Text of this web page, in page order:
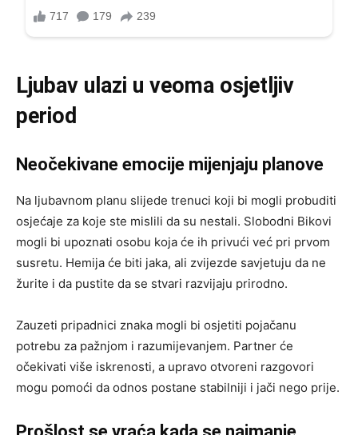
Ljubav ulazi u veoma osjetljiv
period
Neočekivane emocije mijenjaju planove
Na ljubavnom planu slijede trenuci koji bi mogli probuditi
osjećaje za koje ste mislili da su nestali. Slobodni Bikovi
mogli bi upoznati osobu koja će ih privući već pri prvom
susretu. Hemija će biti jaka, ali zvijezde savjetuju da ne
žurite i da pustite da se stvari razvijaju prirodno.
Zauzeti pripadnici znaka mogli bi osjetiti pojačanu
potrebu za pažnjom i razumijevanjem. Partner će
očekivati više iskrenosti, a upravo otvoreni razgovori
mogu pomoći da odnos postane stabilniji i jači nego prije.